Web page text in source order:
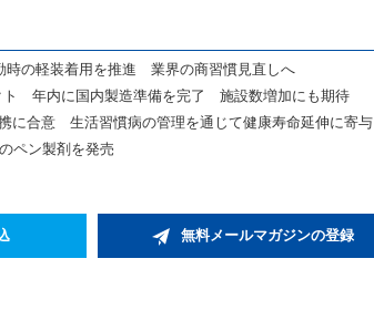
時の軽装着用を推進 業界の商習慣見直しへ
年内に国内製造準備を完了 施設数増加にも期待
に合意 生活習慣病の管理を通じて健康寿命延伸に寄与
ペン製剤を発売
無料メールマガジンの登録